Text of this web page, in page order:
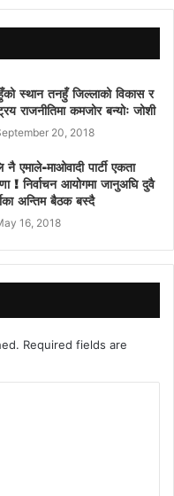
स्थान तनहुँ जिल्लाको विकास र
राजनीतिमा कमजोर बन्योः जोशी
20, 2018
नै एमाले-माओवादी पार्टी एकता
! निर्वाचन आयोगमा जानुअघि दुवै
अन्तिम बैठक बस्दै
16, 2018
Required fields are